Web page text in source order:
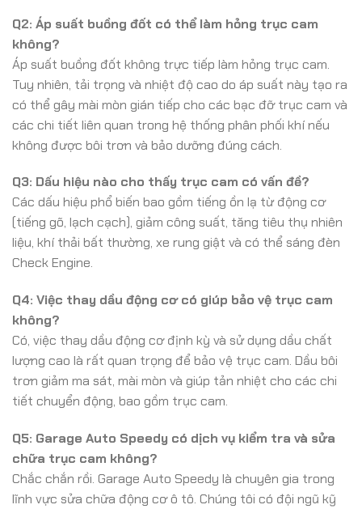
Q2: Áp suất buồng đốt có thể làm hỏng trục cam
không?
Áp suất buồng đốt không trực tiếp làm hỏng trục cam.
Tuy nhiên, tải trọng và nhiệt độ cao do áp suất này tạo ra
có thể gây mài mòn gián tiếp cho các bạc đỡ trục cam và
các chi tiết liên quan trong hệ thống phân phối khí nếu
không được bôi trơn và bảo dưỡng đúng cách.
Q3: Dấu hiệu nào cho thấy trục cam có vấn đề?
Các dấu hiệu phổ biến bao gồm tiếng ồn lạ từ động cơ
(tiếng gõ, lạch cạch), giảm công suất, tăng tiêu thụ nhiên
liệu, khí thải bất thường, xe rung giật và có thể sáng đèn
Check Engine.
Q4: Việc thay dầu động cơ có giúp bảo vệ trục cam
không?
Có, việc thay dầu động cơ định kỳ và sử dụng dầu chất
lượng cao là rất quan trọng để bảo vệ trục cam. Dầu bôi
trơn giảm ma sát, mài mòn và giúp tản nhiệt cho các chi
tiết chuyển động, bao gồm trục cam.
Q5: Garage Auto Speedy có dịch vụ kiểm tra và sửa
chữa trục cam không?
Chắc chắn rồi. Garage Auto Speedy là chuyên gia trong
lĩnh vực sửa chữa động cơ ô tô. Chúng tôi có đội ngũ kỹ